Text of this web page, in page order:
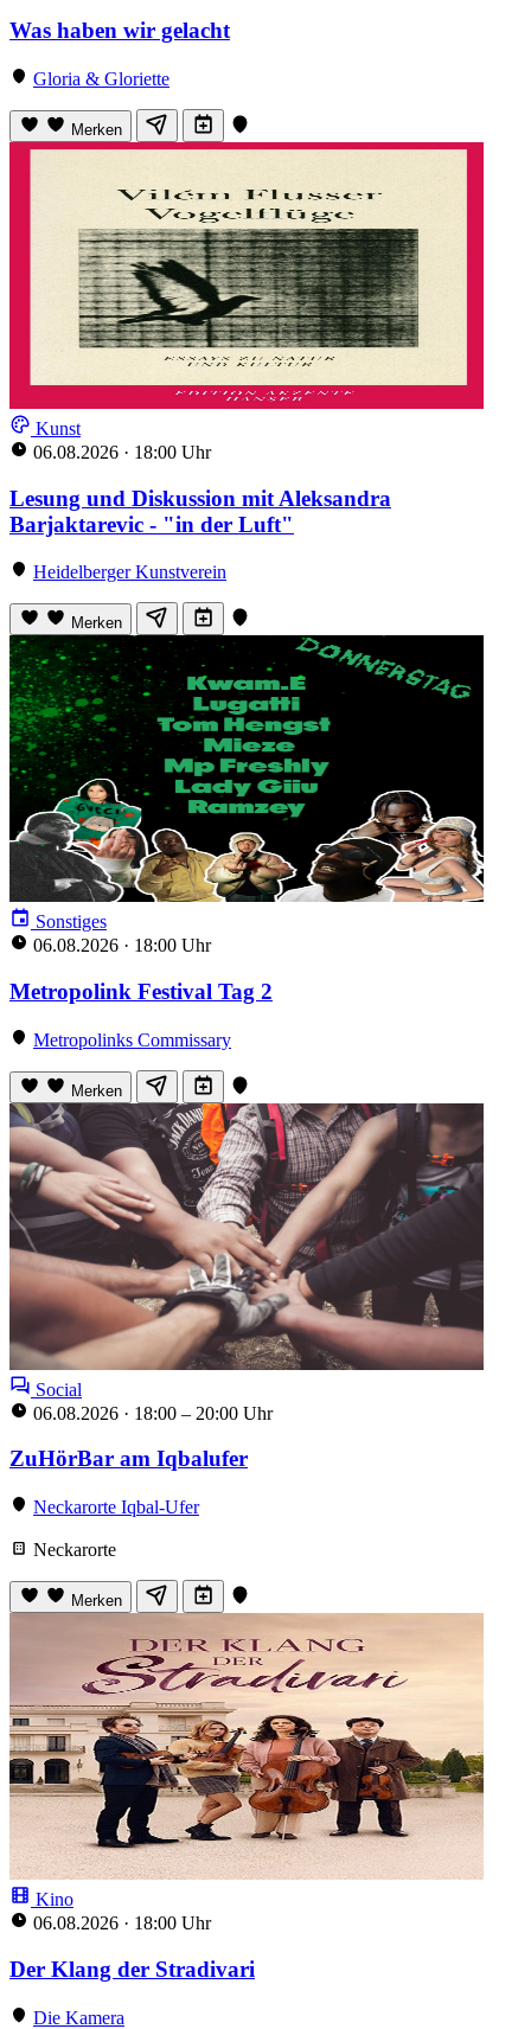
Was haben wir gelacht
Gloria & Gloriette
Merken
Kunst
06.08.2026 · 18:00 Uhr
Lesung und Diskussion mit Aleksandra
Barjaktarevic - "in der Luft"
Heidelberger Kunstverein
Merken
Sonstiges
06.08.2026 · 18:00 Uhr
Metropolink Festival Tag 2
Metropolinks Commissary
Merken
Social
06.08.2026 · 18:00 – 20:00 Uhr
ZuHörBar am Iqbalufer
Neckarorte Iqbal-Ufer
Neckarorte
Merken
Kino
06.08.2026 · 18:00 Uhr
Der Klang der Stradivari
Die Kamera